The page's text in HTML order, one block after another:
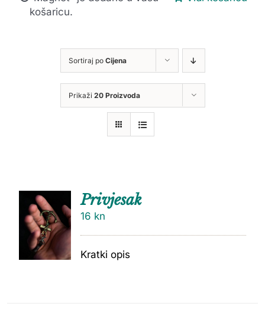
košaricu.
Sortiraj po Cijena
Prikaži 20 Proizvoda
DODAJ
U
KOŠARI
CU
Privjesak
16 kn
Kratki opis